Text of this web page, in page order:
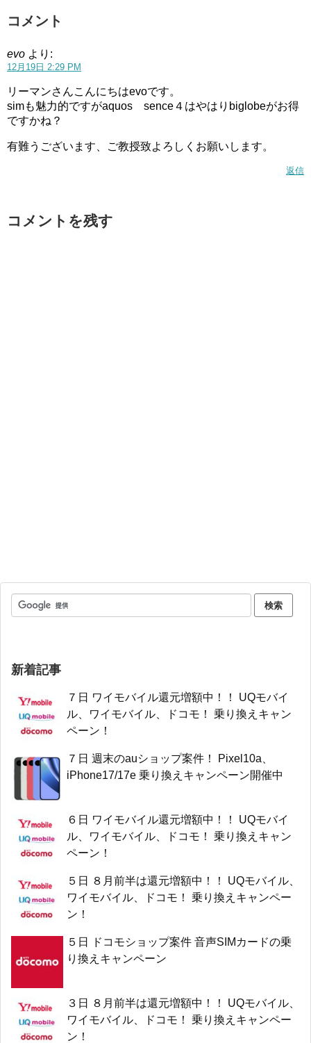
コメント
evo より:
12月19日 2:29 PM
リーマンさんこんにちはevoです。
simも魅力的ですがaquos sence４はやはりbiglobeがお得
ですかね？
有難うございます、ご教授致よろしくお願いします。
返信
コメントを残す
新着記事
７日 ワイモバイル還元増額中！！ UQモバイ
ル、ワイモバイル、ドコモ！ 乗り換えキャン
ペーン！
７日 週末のauショップ案件！ Pixel10a、
iPhone17/17e 乗り換えキャンペーン開催中
６日 ワイモバイル還元増額中！！ UQモバイ
ル、ワイモバイル、ドコモ！ 乗り換えキャン
ペーン！
５日 ８月前半は還元増額中！！ UQモバイル、
ワイモバイル、ドコモ！ 乗り換えキャンペー
ン！
５日 ドコモショップ案件 音声SIMカードの乗
り換えキャンペーン
３日 ８月前半は還元増額中！！ UQモバイル、
ワイモバイル、ドコモ！ 乗り換えキャンペー
ン！